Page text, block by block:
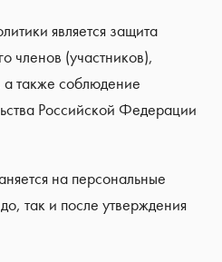
является защита
членов (участников),
а также соблюдение
Российской Федерации
на персональные
так и после утверждения